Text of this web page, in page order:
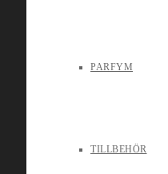
PARFYM
TILLBEHÖR